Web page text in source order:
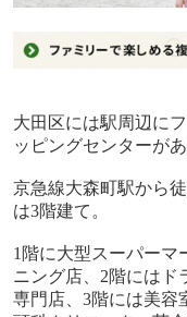
大田区には駅周辺に
ッピングセンターがあ
京急線大森町駅から
は3階建て。
1 階に大型スーパーマ
ニング店、 2階にはド
専門店、 3階には美容